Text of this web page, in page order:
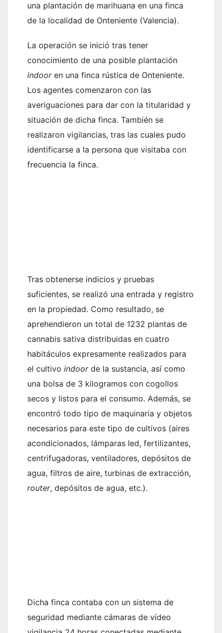
una plantación de marihuana en una finca
de la localidad de Onteniente (Valencia).
La operación se inició tras tener
conocimiento de una posible plantación
indooren una finca rústica de Onteniente.
Los agentes comenzaron con las
averiguaciones para dar con la titularidad y
situación de dicha finca. También se
realizaron vigilancias, tras las cuales pudo
identificarse a la persona que visitaba con
frecuencia la finca.
Tras obtenerse indicios y pruebas
suficientes, se realizó una entrada y registro
en la propiedad. Como resultado, se
aprehendieron un total de 1232 plantas de
cannabis sativa distribuidas en cuatro
habitáculos expresamente realizados para
el cultivo indoorde la sustancia, así como
una bolsa de 3 kilogramos con cogollos
secos y listos para el consumo. Además, se
encontró todo tipo de maquinaria y objetos
necesarios para este tipo de cultivos (aires
acondicionados, lámparas led, fertilizantes,
centrifugadoras, ventiladores, depósitos de
agua, filtros de aire, turbinas de extracción,
router, depósitos de agua, etc.).
Dicha finca contaba con un sistema de
seguridad mediante cámaras de vídeo